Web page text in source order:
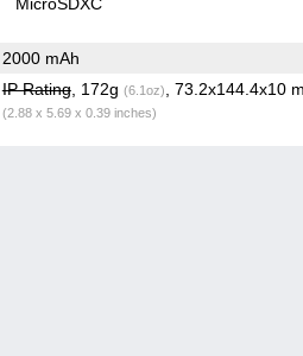
2000 mAh
IP Rating, 172g (6.1oz) , 73.2x144.4x10
(2.88 x 5.69 x 0.39 inches)